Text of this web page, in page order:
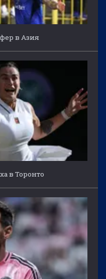
в Азия
в Торонто